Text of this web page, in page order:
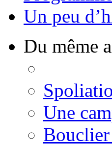
Un peu
Du même
Une